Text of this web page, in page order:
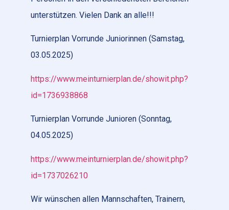
unterstützen. Vielen Dank an alle!!!
Turnierplan Vorrunde Juniorinnen (Samstag,
03.05.2025)
https://www.meinturnierplan.de/showit.php?
id=1736938868
Turnierplan Vorrunde Junioren (Sonntag,
04.05.2025)
https://www.meinturnierplan.de/showit.php?
id=1737026210
Wir wünschen allen Mannschaften, Trainern,